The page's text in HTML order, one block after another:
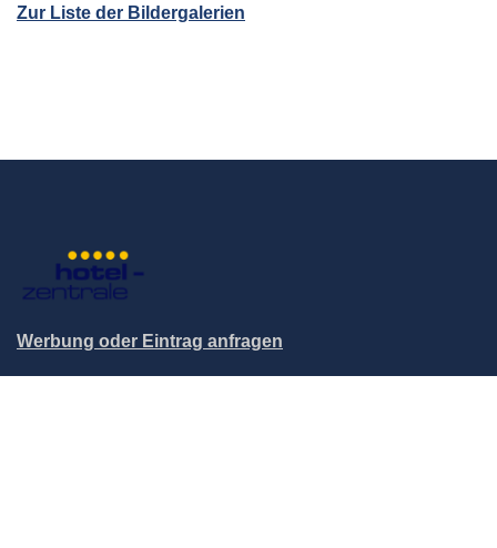
Zur Liste der Bildergalerien
Werbung oder Eintrag anfragen